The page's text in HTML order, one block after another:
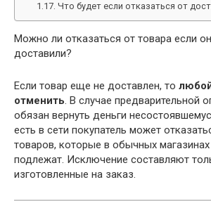
Что будет если отказаться от
Можно ли отказаться от товара если
доставили?
Если товар еще не доставлен, то
отменить. В случае предварительной
обязан вернуть деньги
есть в сети покупатель может
товаров, которые в обычных
подлежат. Исключение составляют
изготовленные на заказ.